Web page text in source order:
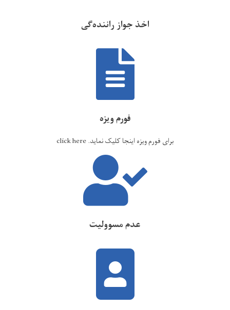
اخذ جواز راننده‌گی
فورم ویزه
برای فورم ویزه اینجا کلیک نماید.click here
عدم مسوولیت